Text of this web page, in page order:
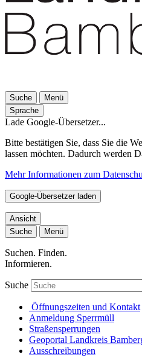
Suche
Menü
Sprache
Lade Google-Übersetzer...
Bitte bestätigen Sie, dass Sie die
lassen möchten. Dadurch werden
Mehr Informationen zum
Google-Übersetzer laden
Ansicht
Suche
Menü
Suchen. Finden.
Informieren.
Suche
Öffnungszeiten und Kontakt
Anmeldung Sperrmüll
Straßensperrungen
Geoportal Landkreis
Ausschreibungen